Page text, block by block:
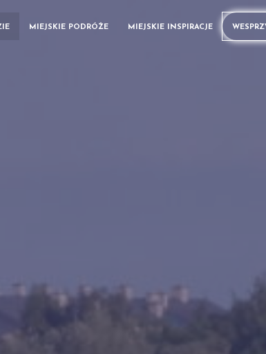
MIEJSKIE PODRÓŻE MIEJSKIE INSPIRACJE